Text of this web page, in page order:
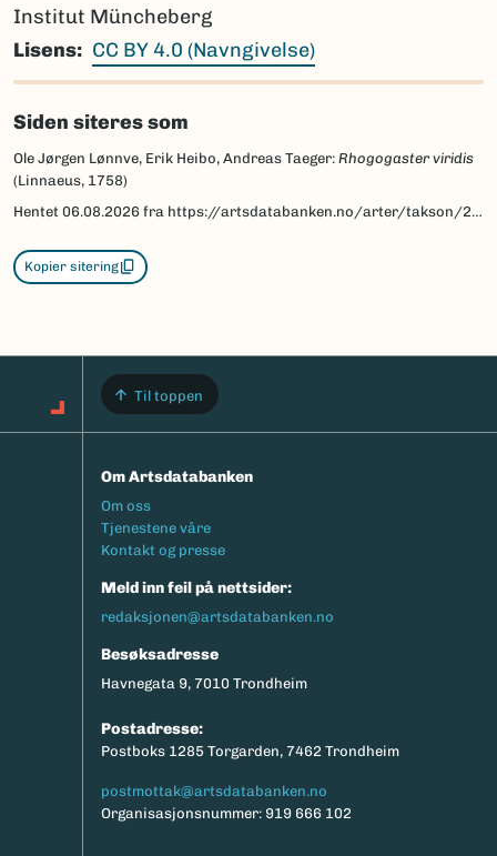
Institut Müncheberg
Lisens
CC BY 4.0 (Navngivelse)
Siden siteres som
Ole Jørgen Lønnve, Erik Heibo, Andreas Taeger: Rhogogaster viridis
(Linnaeus, 1758)
Hentet 06.08.2026 fra https://artsdatabanken.no/arter/takson/201355/beskrivelse
Kopier sitering
Til toppen
Om Artsdatabanken
Footermeny
Om oss
Tjenestene våre
Kontakt og presse
Meld inn feil på nettsider:
redaksjonen@artsdatabanken.no
Besøksadresse
Havnegata 9, 7010 Trondheim
Postadresse:
Postboks 1285 Torgarden, 7462 Trondheim
postmottak@artsdatabanken.no
Organisasjonsnummer: 919 666 102